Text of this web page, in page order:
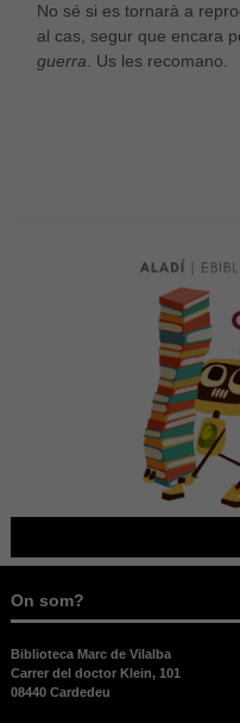
No sé si es tornarà a
al cas, segur que encara
guerra. Us les recomano.
On som?
Biblioteca Marc de Vilalba
Carrer del doctor Klein, 101
08440 Cardedeu